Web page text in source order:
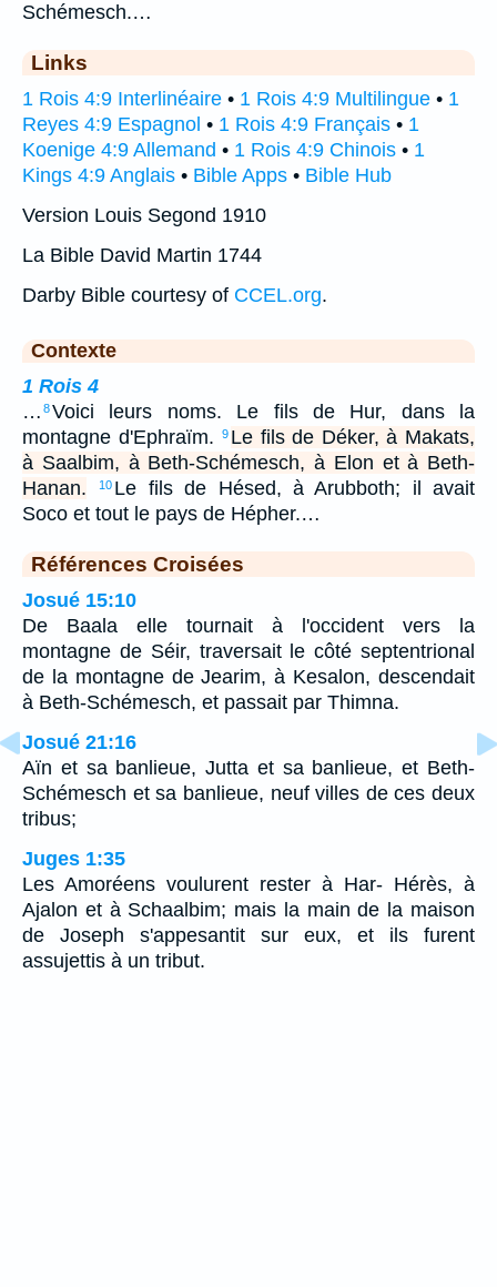
Schémesch.…
Links
1 Rois 4:9 Interlinéaire • 1 Rois 4:9 Multilingue • 1
Reyes 4:9 Espagnol • 1 Rois 4:9 Français • 1
Koenige 4:9 Allemand • 1 Rois 4:9 Chinois • 1
Kings 4:9 Anglais • Bible Apps • Bible Hub
Version Louis Segond 1910
La Bible David Martin 1744
Darby Bible courtesy of CCEL.org.
Contexte
1 Rois 4
… 8Voici leurs noms. Le fils de Hur, dans la
montagne d'Ephraïm.
9 Le fils de Déker, à Makats,
à Saalbim, à Beth-Schémesch, à Elon et à Beth-
Hanan.
10 Le fils de Hésed, à Arubboth; il avait
Soco et tout le pays de Hépher.…
Références Croisées
Josué 15:10
De Baala elle tournait à l'occident vers la
montagne de Séir, traversait le côté septentrional
de la montagne de Jearim, à Kesalon, descendait
à Beth-Schémesch, et passait par Thimna.
Josué 21:16
Aïn et sa banlieue, Jutta et sa banlieue, et Beth-
Schémesch et sa banlieue, neuf villes de ces deux
tribus;
Juges 1:35
Les Amoréens voulurent rester à Har- Hérès, à
Ajalon et à Schaalbim; mais la main de la maison
de Joseph s'appesantit sur eux, et ils furent
assujettis à un tribut.